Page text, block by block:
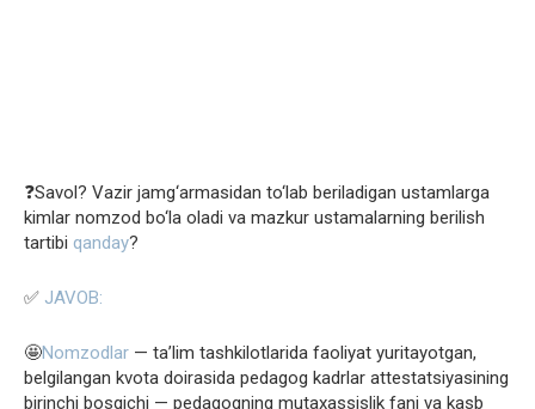
❓Savol? Vazir jamg‘armasidan to‘lab beriladigan ustamlarga
kimlar nomzod bo‘la oladi va mazkur ustamalarning berilish
tartibi qanday?
✅ JAVOB:
🤩Nomzodlar — ta’lim tashkilotlarida faoliyat yuritayotgan,
belgilangan kvota doirasida pedagog kadrlar attestatsiyasining
birinchi bosqichi — pedagogning mutaxassislik fani va kasb